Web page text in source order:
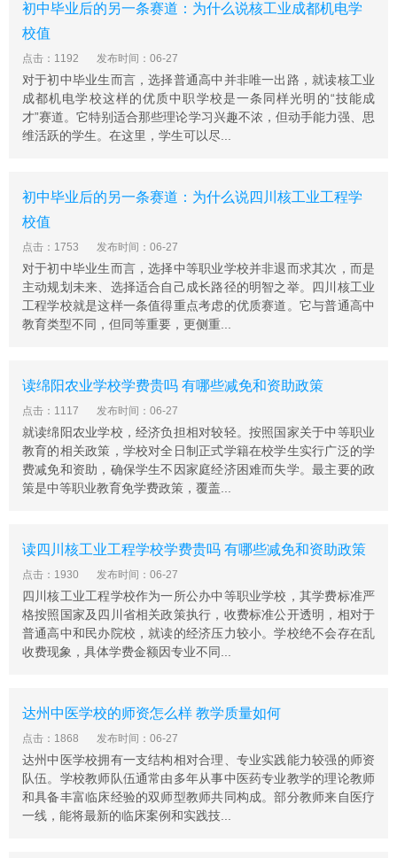
学生喜欢、让家长放心，让企业满意”为目标，着力打
造“名师、实训、专业、文化”四大品牌，提升教师素质，
提升学生技能水平，推进校园职业化，按照“教师师傅一体
化、学生员工一体化、理论实践一体化，教室车间一体
化”的理念，改革以学校和课堂为中心的传统的人才培养模
式，积极推进工学结合、校企合作、顶岗实习，积极开展
专项“实训周、实训月、技能竞赛月”活动，学生参加省市
产教结合好，职业文化浓”的办学特色。
学校办学29年来成效显着，先后荣获四川省校风示范学
校、四川省绿色学校、四川省职业教育改革创新先进单
位、四川省依法治校示范校、成都市首批示范性中等职业
学校、成都市机械制造职教集团牵头单位，成都市职业教
育先进集体、成都市德育工作先进集体、成都市心理健康
教育实验学校、成都市专业技术人员继续教育基地等荣誉
着、社会声誉较高的高水平的公办职业学校。
初中毕业后的另一条赛道：为什么说核工业成都机电学
校值
点击：1192 发布时间：06-27
对于初中毕业生而言，选择普通高中并非唯一出路，就读核工业
成都机电学校这样的优质中职学校是一条同样光明的“技能成
才”赛道。它特别适合那些理论学习兴趣不浓，但动手能力强、思
维活跃的学生。在这里，学生可以尽...
初中毕业后的另一条赛道：为什么说四川核工业工程学
校值
点击：1753 发布时间：06-27
对于初中毕业生而言，选择中等职业学校并非退而求其次，而是
主动规划未来、选择适合自己成长路径的明智之举。四川核工业
工程学校就是这样一条值得重点考虑的优质赛道。它与普通高中
教育类型不同，但同等重要，更侧重...
读绵阳农业学校学费贵吗 有哪些减免和资助政策
点击：1117 发布时间：06-27
就读绵阳农业学校，经济负担相对较轻。按照国家关于中等职业
教育的相关政策，学校对全日制正式学籍在校学生实行广泛的学
费减免和资助，确保学生不因家庭经济困难而失学。最主要的政
策是中等职业教育免学费政策，覆盖...
读四川核工业工程学校学费贵吗 有哪些减免和资助政策
点击：1930 发布时间：06-27
四川核工业工程学校作为一所公办中等职业学校，其学费标准严
格按照国家及四川省相关政策执行，收费标准公开透明，相对于
普通高中和民办院校，就读的经济压力较小。学校绝不会存在乱
收费现象，具体学费金额因专业不同...
达州中医学校的师资怎么样 教学质量如何
点击：1868 发布时间：06-27
达州中医学校拥有一支结构相对合理、专业实践能力较强的师资
队伍。学校教师队伍通常由多年从事中医药专业教学的理论教师
和具备丰富临床经验的双师型教师共同构成。部分教师来自医疗
一线，能将最新的临床案例和实践技...